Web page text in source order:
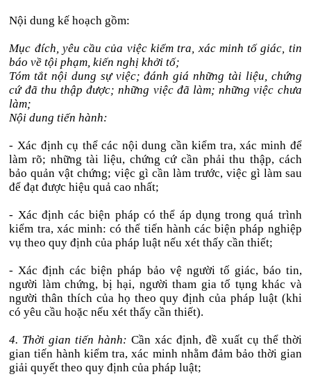
Nội dung kế hoạch gồm:
Mục đích, yêu cầu của việc kiểm tra, xác minh tố giác, tin
báo về tội phạm, kiến nghị khởi tố;
Tóm tắt nội dung sự việc; đánh giá những tài liệu, chứng
cứ đã thu thập được; những việc đã làm; những việc chưa
làm;
Nội dung tiến hành:
- Xác định cụ thể các nội dung cần kiểm tra, xác minh để
làm rõ; những tài liệu, chứng cứ cần phải thu thập, cách
bảo quản vật chứng; việc gì cần làm trước, việc gì làm sau
để đạt được hiệu quả cao nhất;
- Xác định các biện pháp có thể áp dụng trong quá trình
kiểm tra, xác minh: có thể tiến hành các biện pháp nghiệp
vụ theo quy định của pháp luật nếu xét thấy cần thiết;
- Xác định các biện pháp bảo vệ người tố giác, báo tin,
người làm chứng, bị hại, người tham gia tố tụng khác và
người thân thích của họ theo quy định của pháp luật (khi
có yêu cầu hoặc nếu xét thấy cần thiết).
4. Thời gian tiến hành: Cần xác định, đề xuất cụ thể thời
gian tiến hành kiểm tra, xác minh nhằm đảm bảo thời gian
giải quyết theo quy định của pháp luật;